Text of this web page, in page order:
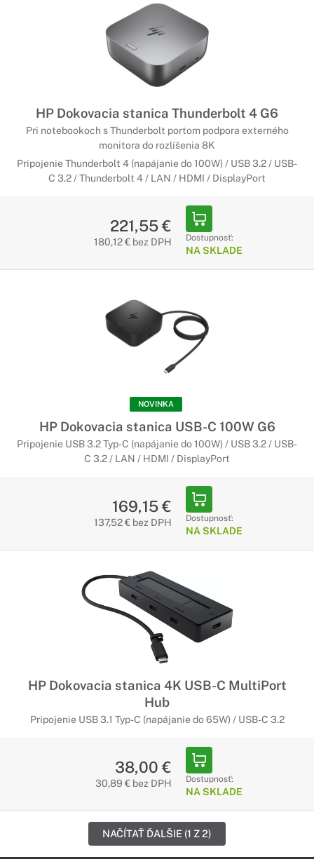
HP Dokovacia stanica Thunderbolt 4 G6
Pri notebookoch s Thunderbolt portom podpora externého
monitora do rozlíšenia 8K
Pripojenie Thunderbolt 4 (napájanie do 100W) / USB 3.2 / USB-
C 3.2 / Thunderbolt 4 / LAN / HDMI / DisplayPort
221,55 €
180,12 € bez DPH Dostupnosť:
NA SKLADE
NOVINKA
HP Dokovacia stanica USB-C 100W G6
Pripojenie USB 3.2 Typ-C (napájanie do 100W) / USB 3.2 / USB-
C 3.2 / LAN / HDMI / DisplayPort
169,15 €
137,52 € bez DPH Dostupnosť:
NA SKLADE
HP Dokovacia stanica 4K USB-C MultiPort
Hub
Pripojenie USB 3.1 Typ-C (napájanie do 65W) / USB-C 3.2
38,00 €
30,89 € bez DPH Dostupnosť:
NA SKLADE
NAČÍTAŤ ĎALŠIE (1 Z 2)